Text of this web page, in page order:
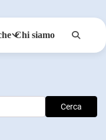
Chi siamo
Cerca